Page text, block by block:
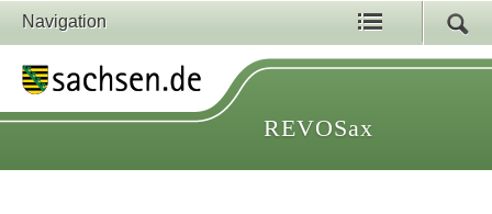
Navigation
REVOSax